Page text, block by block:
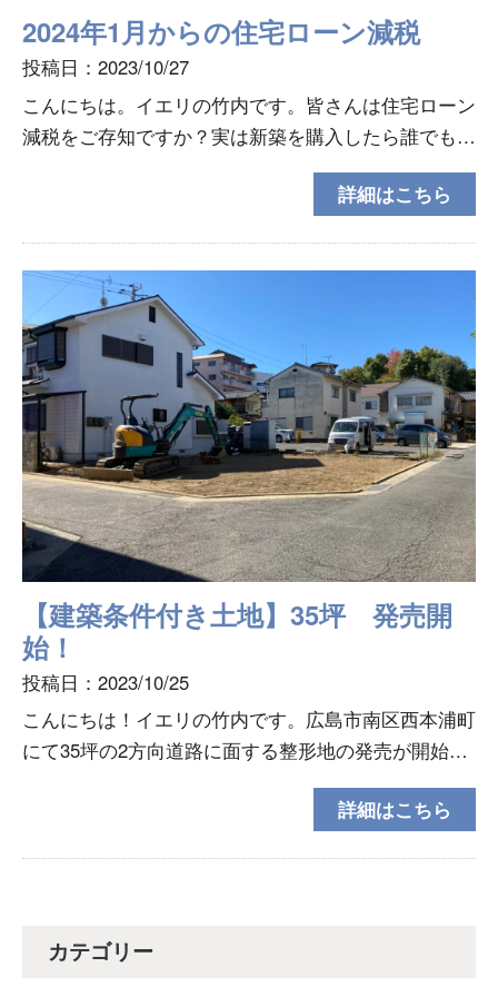
2024年1月からの住宅ローン減税
投稿日：2023/10/27
こんにちは。イエリの竹内です。皆さんは住宅ローン
減税をご存知ですか？実は新築を購入したら誰でも受
けらえる減税だったんですが2024年1月から一定の省
エネ性能を有していなければ受けられない仕組みに変
詳細はこちら
【建築条件付き土地】35坪 発売開
始！
投稿日：2023/10/25
こんにちは！イエリの竹内です。広島市南区西本浦町
にて35坪の2方向道路に面する整形地の発売が開始に
なりました。昨日、10/24～SUUMOにて広告スター
トしました(^－^)SUUMO 西本浦町土地情報詳細はこちら
カテゴリー